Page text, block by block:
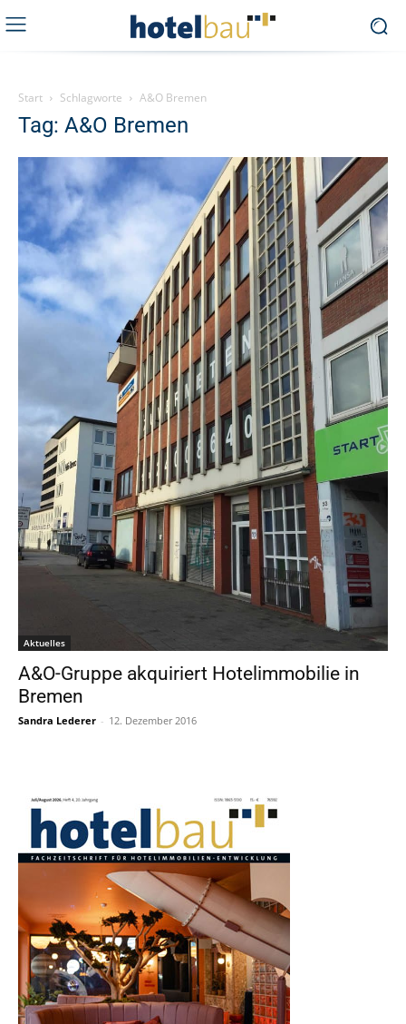
Start Schlagworte A&O Bremen
Tag: A&O Bremen
Aktuelles
A&O-Gruppe akquiriert Hotelimmobilie in
Bremen
Sandra Lederer - 12. Dezember 2016